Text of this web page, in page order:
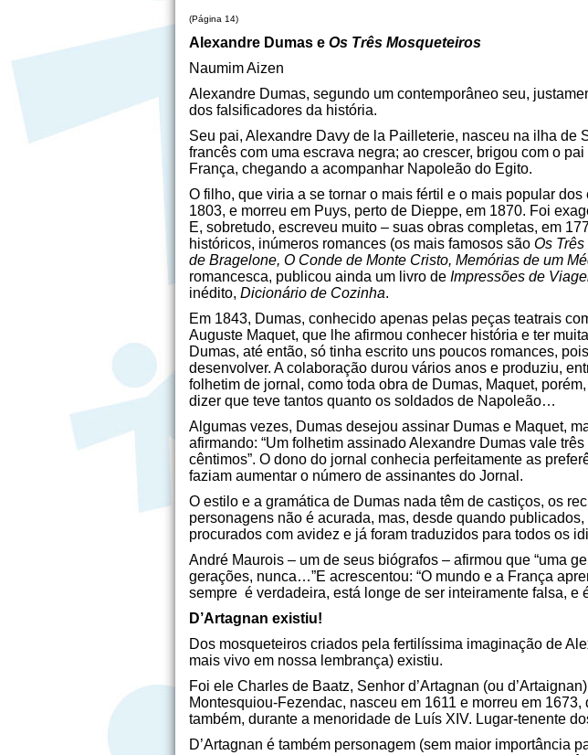
(Página 14)
Alexandre Dumas e Os Três Mosqueteiros
Naumim Aizen
Alexandre Dumas, segundo um contemporâneo seu,
dos falsificadores da história.
Seu pai, Alexandre Davy de la Pailleterie, nasceu na ilha
francês com uma escrava negra; ao crescer, brigou com o
França, chegando a acompanhar Napoleão do Egito.
O filho, que viria a se tornar o mais fértil e o mais popular
1803, e morreu em Puys, perto de Dieppe, em 1870. Foi
E, sobretudo, escreveu muito – suas obras completas, em
históricos, inúmeros romances (os mais famosos são Os
de Bragelone, O Conde de Monte Cristo, Memórias de um
romancesca, publicou ainda um livro de Impressões de
inédito, Dicionário de Cozinha.
Em 1843, Dumas, conhecido apenas pelas peças teatrais
Auguste Maquet, que lhe afirmou conhecer história e ter
Dumas, até então, só tinha escrito uns poucos romances,
desenvolver. A colaboração durou vários anos e produziu,
folhetim de jornal, como toda obra de Dumas, Maquet,
dizer que teve tantos quanto os soldados de Napoleão…
Algumas vezes, Dumas desejou assinar Dumas e Maquet,
afirmando: “Um folhetim assinado Alexandre Dumas vale
cêntimos”. O dono do jornal conhecia perfeitamente as
faziam aumentar o número de assinantes do Jornal.
O estilo e a gramática de Dumas nada têm de castiços, os
personagens não é acurada, mas, desde quando
procurados com avidez e já foram traduzidos para todos os
André Maurois – um de seus biógrafos – afirmou que “uma
gerações, nunca…”E acrescentou: “O mundo e a França
sempre é verdadeira, está longe de ser inteiramente falsa, e
D’Artagnan existiu!
Dos mosqueteiros criados pela fertilíssima imaginação de
mais vivo em nossa lembrança) existiu.
Foi ele Charles de Baatz, Senhor d’Artagnan (ou
Montesquiou-Fezendac, nasceu em 1611 e morreu em
também, durante a menoridade de Luís XIV. Lugar-tenente
D’Artagnan é também personagem (sem maior importância